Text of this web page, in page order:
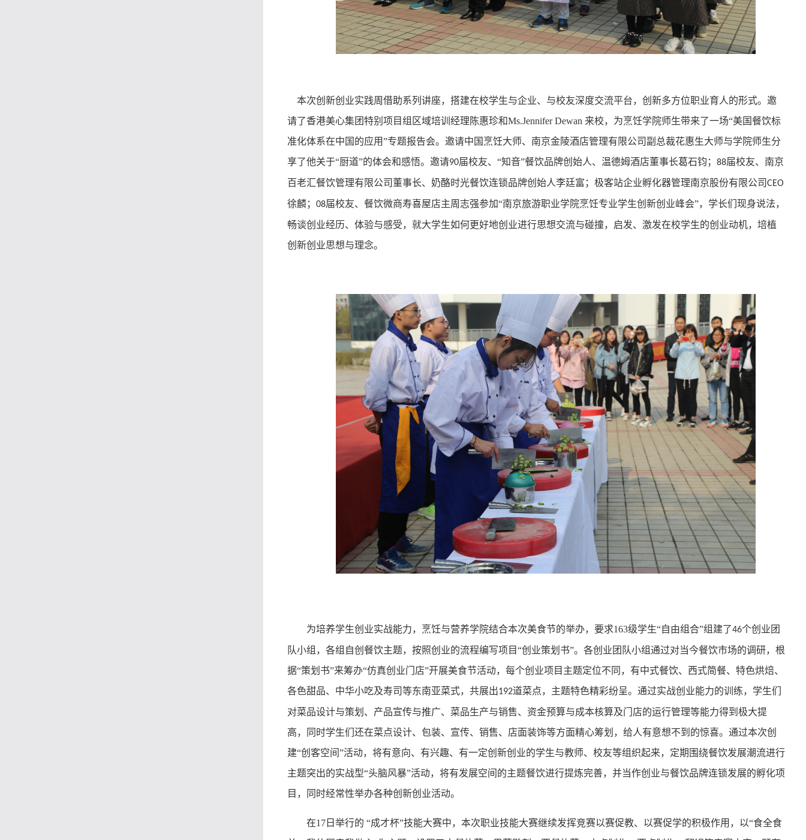
本次创新创业实践周借助系列讲座，搭建在校学生与企业、与校友深度交流平台，创新多方位职业育人的形式。邀
请了香港美心集团特别项目组区域培训经理陈惠珍和Ms.Jennifer Dewan 来校，为烹饪学院师生带来了一场“美国餐饮标
准化体系在中国的应用”专题报告会。邀请中国烹饪大师、南京金陵酒店管理有限公司副总裁花惠生大师与学院师生分
享了他关于“厨道”的体会和感悟。邀请90届校友、“知音”餐饮品牌创始人、温德姆酒店董事长葛石钧； 88届校友、南京
百老汇餐饮管理有限公司董事长、奶酪时光餐饮连锁品牌创始人李廷富；极客站企业孵化器管理南京股份有限公司CEO
徐麟； 08届校友、餐饮微商寿喜屋店主周志强参加“南京旅游职业学院烹饪专业学生创新创业峰会”，学长们现身说法，
畅谈创业经历、体验与感受，就大学生如何更好地创业进行思想交流与碰撞，启发、激发在校学生的创业动机，培植
创新创业思想与理念。
为培养学生创业实战能力，烹饪与营养学院结合本次美食节的举办，要求163级学生“自由组合”组建了46个创业团
队小组，各组自创餐饮主题，按照创业的流程编写项目“创业策划书”。各创业团队小组通过对当今餐饮市场的调研，根
据“策划书”来筹办“仿真创业门店”开展美食节活动，每个创业项目主题定位不同，有中式餐饮、西式简餐、特色烘焙、
各色甜品、中华小吃及寿司等东南亚菜式，共展出192道菜点，主题特色精彩纷呈。通过实战创业能力的训练，学生们
对菜品设计与策划、产品宣传与推广、菜品生产与销售、资金预算与成本核算及门店的运行管理等能力得到极大提
高，同时学生们还在菜点设计、包装、宣传、销售、店面装饰等方面精心筹划，给人有意想不到的惊喜。通过本次创
建“创客空间”活动，将有意向、有兴趣、有一定创新创业的学生与教师、校友等组织起来，定期围绕餐饮发展潮流进行
主题突出的实战型“头脑风暴”活动，将有发展空间的主题餐饮进行提炼完善，并当作创业与餐饮品牌连锁发展的孵化项
目，同时经常性举办各种创新创业活动。
在17 日举行的 “成才杯”技能大赛中，本次职业技能大赛继续发挥竞赛以赛促教、以赛促学的积极作用，以“食全食